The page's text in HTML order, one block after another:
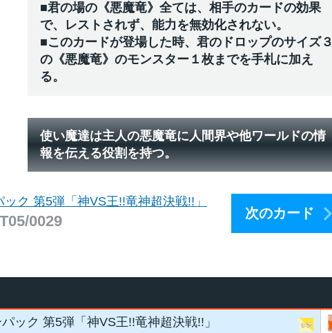
■君の場の《悪魔竜》全ては、相手のカードの効果
で、レストされず、能力を無効化されない。
■このカードが登場した時、君のドロップのサイズ３
の《悪魔竜》のモンスター１枚までを手札に加え
る。
使い魔達は主人の悪魔竜に人間界や他ワールドの情
報を伝える役割を持つ。
ク 第5弾「神VS王!!竜神超決戦!!」
0029 次のカード
ック 第5弾「神VS王!!竜神超決戦!!」